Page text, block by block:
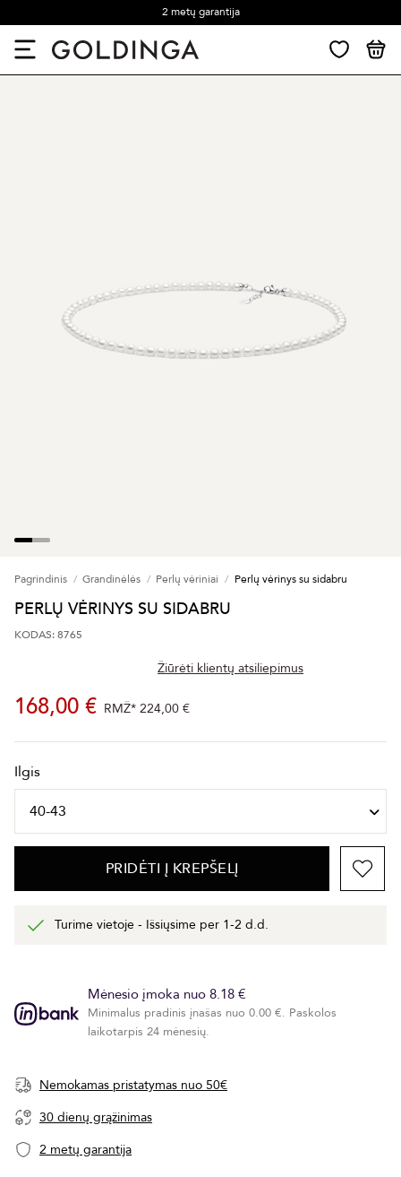
2 metų garantija
Pagrindinis Grandinėlės Perlų vėriniai Perlų vėrinys su sidabru
PERLŲ VĖRINYS SU SIDABRU
KODAS: 8765
Žiūrėti klientų atsiliepimus
168,00 € RMŽ* 224,00 €
Ilgis
PRIDĖTI Į KREPŠELĮ
Turime vietoje - Išsiųsime per 1-2 d.d.
Mėnesio įmoka nuo 8.18 €
Minimalus pradinis įnašas nuo 0.00 €. Paskolos
laikotarpis 24 mėnesių.
Nemokamas pristatymas nuo 50€
30 dienų grąžinimas
2 metų garantija